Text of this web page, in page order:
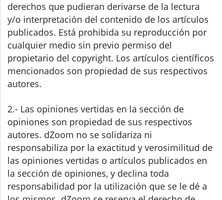
derechos que pudieran derivarse de la lectura
y/o interpretación del contenido de los artículos
publicados. Está prohibida su reproducción por
cualquier medio sin previo permiso del
propietario del copyright. Los artículos científicos
mencionados son propiedad de sus respectivos
autores.
2.- Las opiniones vertidas en la sección de
opiniones son propiedad de sus respectivos
autores. dZoom no se solidariza ni
responsabiliza por la exactitud y verosimilitud de
las opiniones vertidas o artículos publicados en
la sección de opiniones, y declina toda
responsabilidad por la utilización que se le dé a